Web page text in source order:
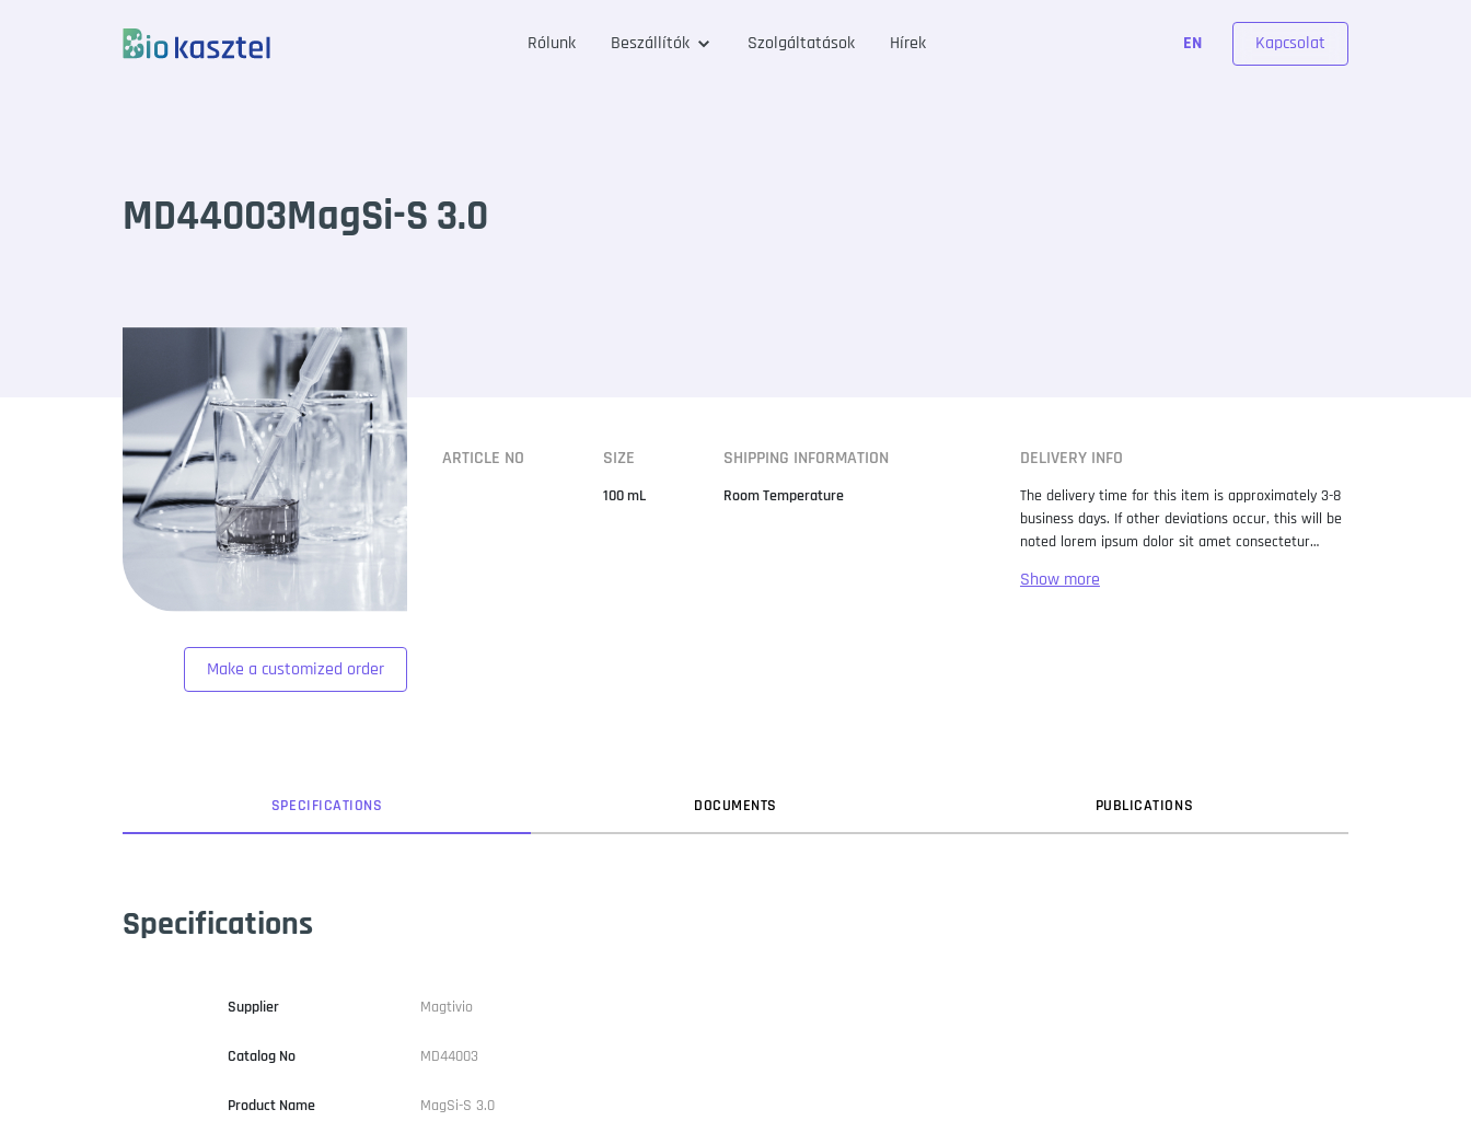
Rólunk Beszállítók Szolgáltatások Hírek EN Kapcsolat
MD44003MagSi-S 3.0
Make a customized order
ARTICLE NO SIZE
100 mL
SHIPPING INFORMATION
Room Temperature
DELIVERY INFO
The delivery time for this item is approximately 3-8
business days. If other deviations occur, this will be
noted lorem ipsum dolor sit amet consectetur
standard dummy text ever since the 1500s, when
SPECIFICATIONS DOCUMENTS PUBLICATIONS
Specifications
Supplier Magtivio
Catalog No MD44003
Product Name MagSi-S 3.0